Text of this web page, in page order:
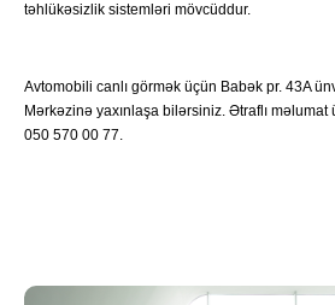
təhlükəsizlik sistemləri mövcüddur.
Avtomobili canlı görmək üçün Babək pr. 43A
Mərkəzinə yaxınlaşa bilərsiniz. Ətraflı məlumat
050 570 00 77.